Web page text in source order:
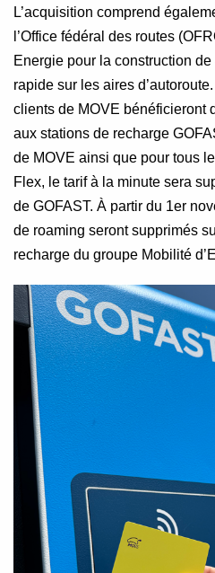
L’acquisition comprend
l’Office fédéral des routes
Energie pour la construction
rapide sur les aires
clients de MOVE bénéficieront
aux stations de recharge
de MOVE ainsi que pour tous
Flex, le tarif à la minute sera
de GOFAST. À partir du 1er
de roaming seront supprimés
recharge du groupe Mobilité